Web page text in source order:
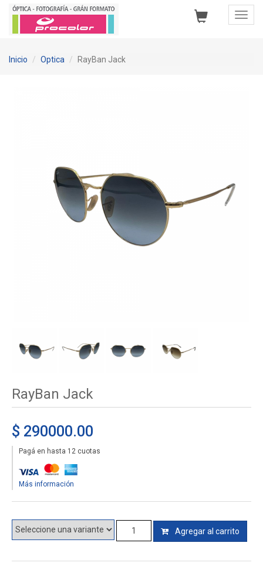
Inicio Optica RayBan Jack
RayBan Jack
$ 290000.00
Pagá en hasta 12 cuotas
Más información
Agregar al carrito